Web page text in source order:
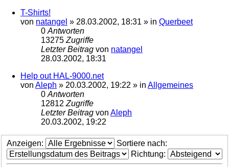
T-Shirts!
von natangel » 28.03.2002, 18:31 » in Querbeet
0 Antworten
13275 Zugriffe
Letzter Beitrag von natangel
28.03.2002, 18:31
Help out HAL-9000.net
von Aleph » 20.03.2002, 19:22 » in Allgemeines
0 Antworten
12812 Zugriffe
Letzter Beitrag von Aleph
20.03.2002, 19:22
Anzeigen:
Sortiere nach:
Richtung: